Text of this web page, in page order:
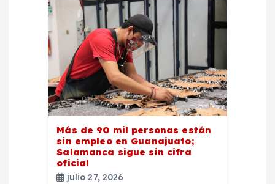
Más de 90 mil personas están
sin empleo en Guanajuato;
Salamanca sigue sin cifra
oficial
julio 27, 2026